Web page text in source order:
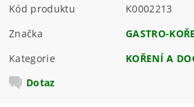
Kód produktu
K0002213
Značka
GASTRO-
Kategorie
KOŘENÍ A
Dotaz